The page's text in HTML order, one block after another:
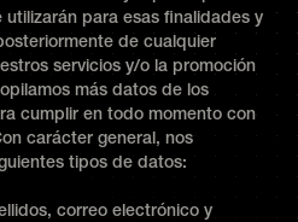
para esas finalidades y
de cualquier
servicios y/o la promoción
más datos de los
cumplir en todo momento con
carácter general, nos
tipos de datos:
correo electrónico y